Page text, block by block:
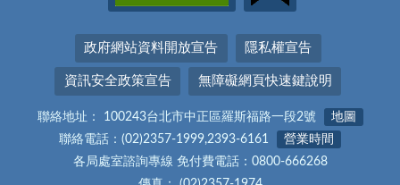
政府網站資料開放宣告 隱私權宣告
資訊安全政策宣告 無障礙網頁快速鍵說明
聯絡地址： 100243台北市中正區羅斯福路一段2號
地圖
聯絡電話：(02)2357-1999,2393-6161
營業時間
各局處室諮詢專線 免付費電話：0800-666268